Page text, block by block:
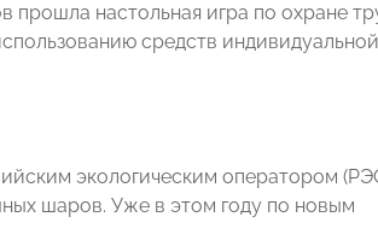
настольная игра по охране
средств индивидуальной
экологическим оператором
шаров. Уже в этом году по новым